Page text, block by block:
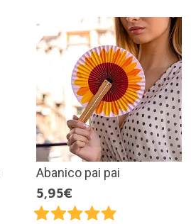
Abanico pai pai
5,95€